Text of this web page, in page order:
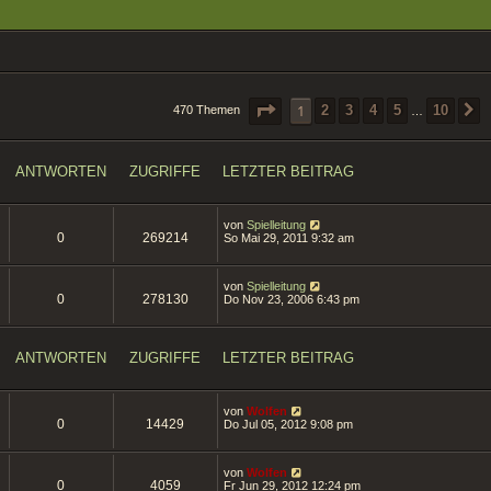
470 Themen SEITE1 VON10
1 2 3 4 5 10
ANTWORTEN ZUGRIFFE LETZTER BEITRAG
0 269214
von Spielleitung
So Mai 29, 2011 9:32 am
0 278130
von Spielleitung
Do Nov 23, 2006 6:43 pm
ANTWORTEN ZUGRIFFE LETZTER BEITRAG
0 14429
von Wolfen
Do Jul 05, 2012 9:08 pm
0 4059
von Wolfen
Fr Jun 29, 2012 12:24 pm